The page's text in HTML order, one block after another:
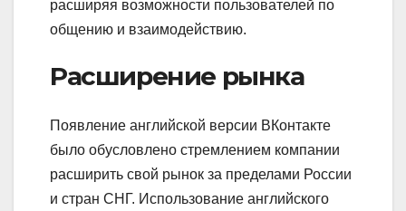
расширяя возможности пользователей по
общению и взаимодействию.
Расширение рынка
Появление английской версии ВКонтакте
было обусловлено стремлением компании
расширить свой рынок за пределами России
и стран СНГ. Использование английского